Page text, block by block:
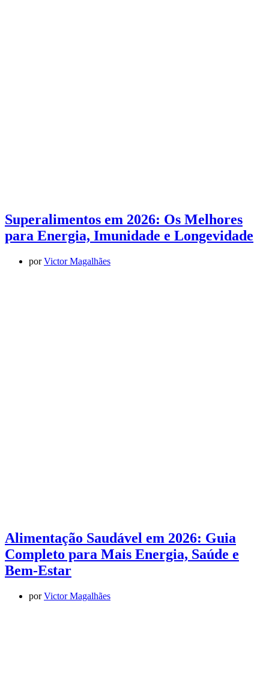
Superalimentos em 2026: Os Melhores
para Energia, Imunidade e Longevidade
porVictor Magalhães
Alimentação Saudável em 2026: Guia
Completo para Mais Energia, Saúde e
Bem-Estar
porVictor Magalhães